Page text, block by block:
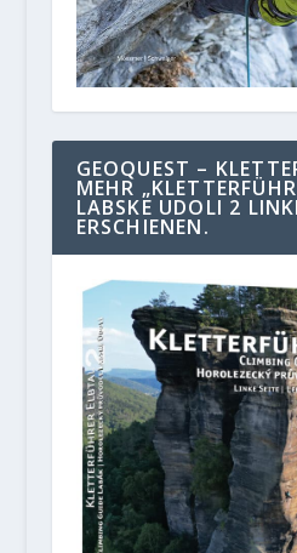
GEOQUEST –
MEHR
LABSKE UDOLI 2
ERSCHIENEN.